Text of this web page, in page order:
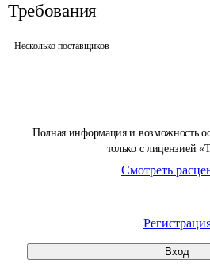
Полная информация и возможность
только с лицензией
Смотреть
Вход
Требования
Несколько поставщиков